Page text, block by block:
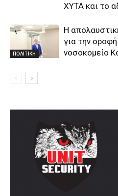
ΧΥΤΑ και το
ΠΟΛΙΤΙΚΗ
Η
για την
νοσοκομείο